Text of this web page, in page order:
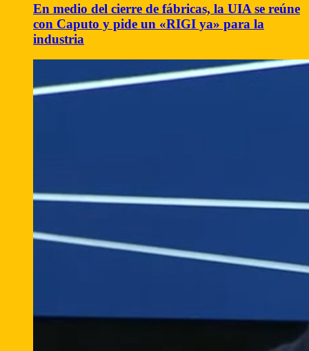
En medio del cierre de fábricas, la UIA se reúne
con Caputo y pide un «RIGI ya» para la
industria